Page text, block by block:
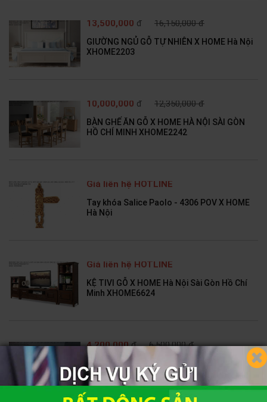
13,500,000 đ 16,150,000 đ
GIƯỜNG NGỦ GỖ TỰ NHIÊN X HOME Hà Nội
XHOME2203
10,000,000 đ 12,350,000 đ
BÀN GHẾ ĂN GỖ X HOME HÀ NỘI SÀI GÒN
HỒ CHÍ MINH XHOME2242
Giá liên hệ HOTLINE
Tay khóa Salice Paolo - 4306 POV X HOME
Hà Nội
Giá liên hệ HOTLINE
KỆ TIVI GỖ X HOME Hà Nội Sài Gòn Hồ Chí
Minh XHOME6624
4,200,000đ 6,500,000 đ
BỘ BÀN ĂN ASHLEY 4 GHẾ X HOME Hà Nội
XHOME6601